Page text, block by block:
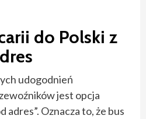
do Polski z
udogodnień
jest opcja
adres”. Oznacza to, że bus